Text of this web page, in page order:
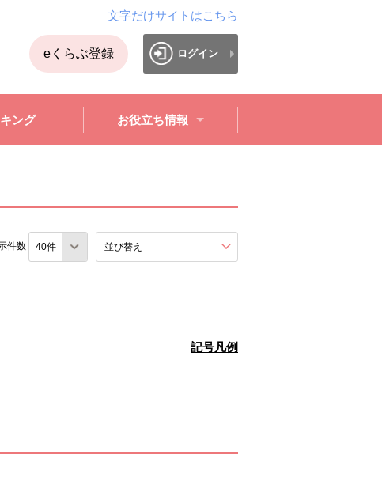
文字だけサイトはこちら
eくらぶ登録 ログイン
ング お役立ち情報
件数 並び替え
記号凡例